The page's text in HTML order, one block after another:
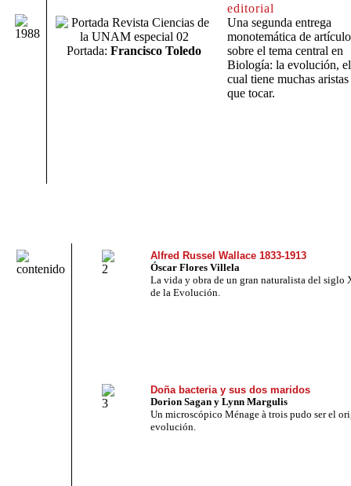
Portada: Francisco Toledo
editorial
Una segunda entrega
monotemática de
sobre el tema central en
Biología: la evolución, el
cual tiene muchas aristas
que tocar.
Alfred Russel Wallace 1833-1913
Óscar Flores Villela
La vida y obra de un gran naturalista del siglo
de la Evolución.
Doña bacteria y sus dos maridos
Dorion Sagan y Lynn Margulis
Un microscópico Ménage à trois pudo ser el
evolución.